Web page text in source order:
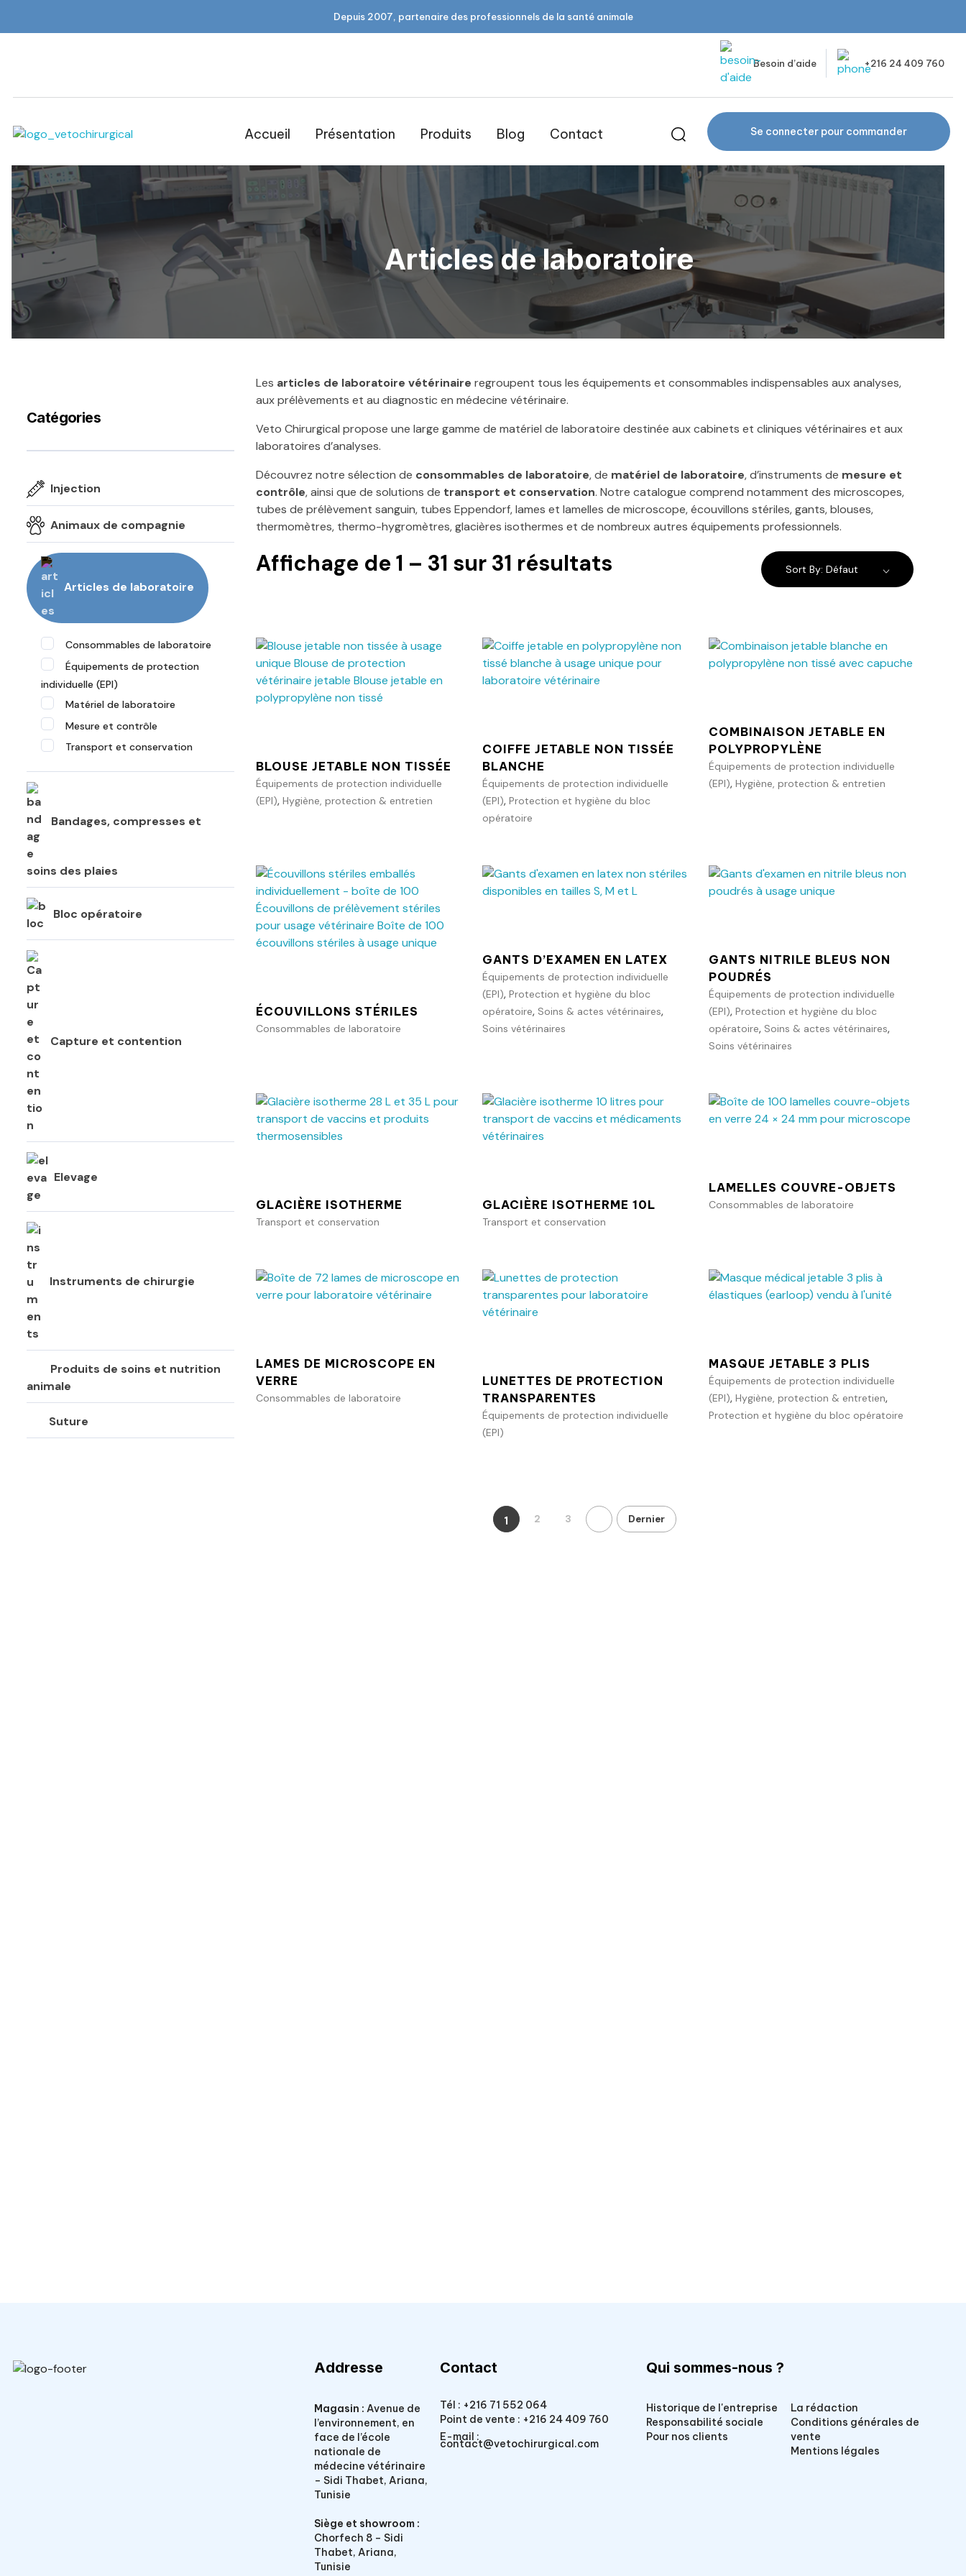
Depuis 2007, partenaire des professionnels de la santé animale
Besoin d’aide +216 24 409 760
Accueil Présentation Produits Blog Contact Se connecter pour commander
Articles de laboratoire
Les articles de laboratoire vétérinaire regroupent tous les équipements et consommables indispensables aux analyses,
aux prélèvements et au diagnostic en médecine vétérinaire.
Veto Chirurgical propose une large gamme de matériel de laboratoire destinée aux cabinets et cliniques vétérinaires et aux
laboratoires d’analyses.
Découvrez notre sélection de consommables de laboratoire, de matériel de laboratoire, d’instruments de mesure et
contrôle, ainsi que de solutions de transport et conservation. Notre catalogue comprend notamment des microscopes,
tubes de prélèvement sanguin, tubes Eppendorf, lames et lamelles de microscope, écouvillons stériles, gants, blouses,
thermomètres, thermo-hygromètres, glacières isothermes et de nombreux autres équipements professionnels.
Affichage de 1 – 31 sur 31 résultats Sort By: Défaut
BLOUSE JETABLE NON TISSÉE
Équipements de protection individuelle
(EPI), Hygiène, protection & entretien
Ajouter au panier
COIFFE JETABLE NON TISSÉE
BLANCHE
Équipements de protection individuelle
(EPI), Protection et hygiène du bloc
opératoire
Ajouter au panier
COMBINAISON JETABLE EN
POLYPROPYLÈNE
Équipements de protection individuelle
(EPI), Hygiène, protection & entretien
Ajouter au panier
ÉCOUVILLONS STÉRILES
Consommables de laboratoire
Ajouter au panier
GANTS D’EXAMEN EN LATEX
Équipements de protection individuelle
(EPI), Protection et hygiène du bloc
opératoire, Soins & actes vétérinaires,
Soins vétérinaires
Ajouter au panier
GANTS NITRILE BLEUS NON
POUDRÉS
Équipements de protection individuelle
(EPI), Protection et hygiène du bloc
opératoire, Soins & actes vétérinaires,
Soins vétérinaires
Ajouter au panier
GLACIÈRE ISOTHERME
Transport et conservation
GLACIÈRE ISOTHERME 10L
Transport et conservation
LAMELLES COUVRE-OBJETS
Consommables de laboratoire
Ajouter au panier
LAMES DE MICROSCOPE EN
VERRE
Consommables de laboratoire
Ajouter au panier
LUNETTES DE PROTECTION
TRANSPARENTES
Équipements de protection individuelle
(EPI)
MASQUE JETABLE 3 PLIS
Équipements de protection individuelle
(EPI), Hygiène, protection & entretien,
Protection et hygiène du bloc opératoire
Ajouter au panier
1 2 3 Dernier
Catégories
Injection
Animaux de compagnie
Articles de laboratoire
Consommables de laboratoire
Équipements de protection
individuelle (EPI)
Matériel de laboratoire
Mesure et contrôle
Transport et conservation
Bandages, compresses et
soins des plaies
Bloc opératoire
Capture et contention
Elevage
Instruments de chirurgie
Produits de soins et nutrition
animale
Suture
Addresse
Magasin : Avenue de
l’environnement, en
face de l’école
nationale de
médecine vétérinaire
– Sidi Thabet, Ariana,
Tunisie
Siège et showroom :
Chorfech 8 – Sidi
Thabet, Ariana,
Tunisie
Contact
Tél : +216 71 552 064
Point de vente : +216 24 409 760
E-mail :
contact@vetochirurgical.com
Qui sommes-nous ?
Historique de l'entreprise
Responsabilité sociale
Pour nos clients
La rédaction
Conditions générales de
vente
Mentions légales